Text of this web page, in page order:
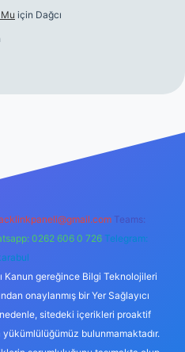
için Dağcı
Teams:
0262 606 0 726 Telegram:
Kanun gereğince Bilgi Teknolojileri
onaylanmış bir Yer Sağlayıcı
sitedeki içerikleri proaktif
bulunmamaktadır.